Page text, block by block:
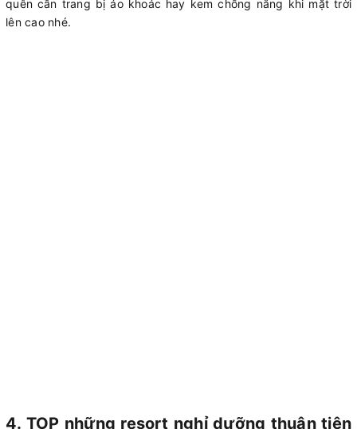
quên cần trang bị áo khoác hay kem chống nắng khi mặt trời
lên cao nhé.
4. TOP những resort nghỉ dưỡng thuận tiện